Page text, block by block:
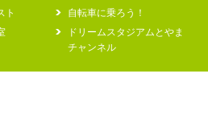
ト
自転車に乗ろう！
ドリームスタジアムとやま
チャンネル